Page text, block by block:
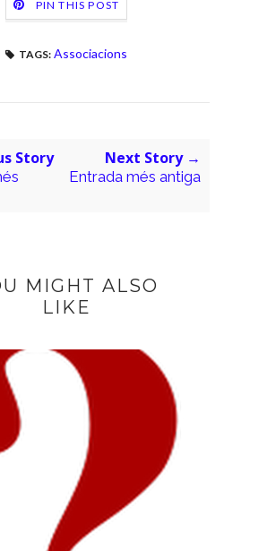
PIN THIS POST
TAGS: Associacions
Story Next Story →
Entrada més antiga
MIGHT ALSO
LIKE